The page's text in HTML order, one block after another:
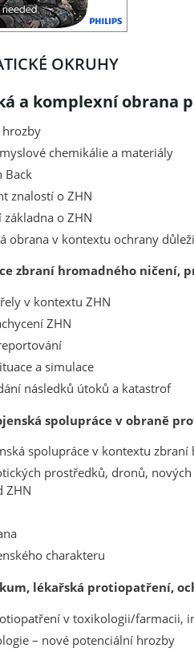
OKRUHY
a komplexní obrana
chemikálie a materiály
Back
znalostí o ZHN
o ZHN
obrana v kontextu ochrany
zbraní hromadného ničení,
v kontextu ZHN
ZHN
a simulace
následků útoků a katastrof
spolupráce v obraně
spolupráce v kontextu
prostředků, dronů,
ZHN
charakteru
lékařská protiopatření,
v toxikologii/farmacii,
– nové potenciální hrozby